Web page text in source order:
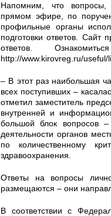
Напомним, что вопросы,
прямом эфире, по
профильные органы
подготовки ответов. Сайт
ответов.
http://www.kirovreg.ru/useful/
– В этот раз наибольшая
всех поступивших –
отметил заместитель
внутренней и
большой блок вопросов
деятельности органов
по количественному
здравоохранения.
Ответы на вопросы
размещаются – они
В соответствии с